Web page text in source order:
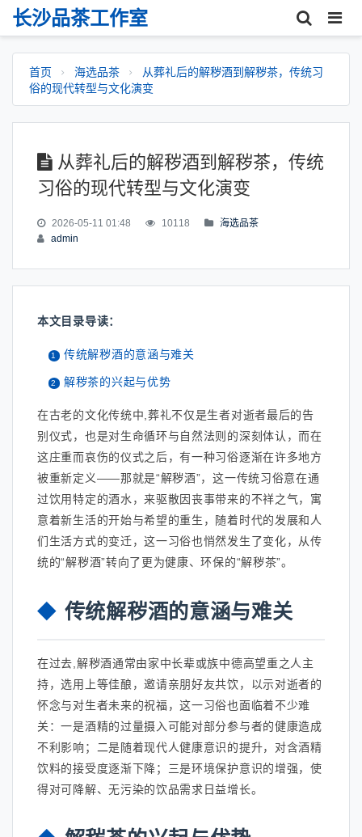
长沙品茶工作室
首页 海选品茶
从葬礼后的解秽酒到解秽茶，传统习
俗的现代转型与文化演变
从葬礼后的解秽酒到解秽茶，传统
习俗的现代转型与文化演变
2026-05-11 01:48 10118
海选品茶
admin
本文目录导读：
传统解秽酒的意涵与难关
解秽茶的兴起与优势
在古老的文化传统中,葬礼不仅是生者对逝者最后的告
别仪式，也是对生命循环与自然法则的深刻体认，而在
这庄重而哀伤的仪式之后，有一种习俗逐渐在许多地方
被重新定义——那就是“解秽酒”，这一传统习俗意在通
过饮用特定的酒水，来驱散因丧事带来的不祥之气，寓
意着新生活的开始与希望的重生，随着时代的发展和人
们生活方式的变迁，这一习俗也悄然发生了变化，从传
统的“解秽酒”转向了更为健康、环保的“解秽茶”。
传统解秽酒的意涵与难关
在过去,解秽酒通常由家中长辈或族中德高望重之人主
持，选用上等佳酿，邀请亲朋好友共饮，以示对逝者的
怀念与对生者未来的祝福，这一习俗也面临着不少难
关：一是酒精的过量摄入可能对部分参与者的健康造成
不利影响；二是随着现代人健康意识的提升，对含酒精
饮料的接受度逐渐下降；三是环境保护意识的增强，使
得对可降解、无污染的饮品需求日益增长。